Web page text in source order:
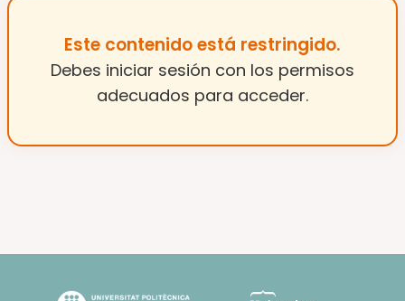
Este contenido está restringido.
Debes iniciar sesión con los permisos
adecuados para acceder.